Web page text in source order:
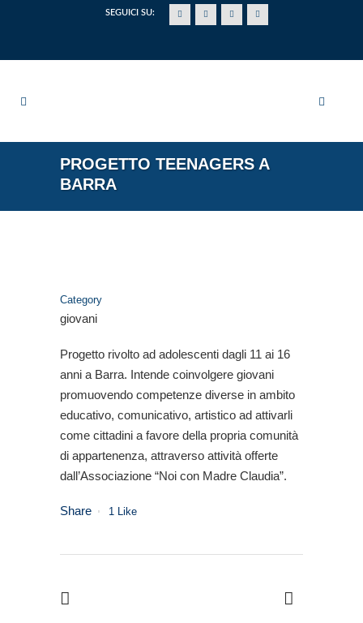
SEGUICI SU:
PROGETTO TEENAGERS A
BARRA
Category
giovani
Progetto rivolto ad adolescenti dagli 11 ai 16
anni a Barra. Intende coinvolgere giovani
promuovendo competenze diverse in ambito
educativo, comunicativo, artistico ad attivarli
come cittadini a favore della propria comunità
di appartenenza, attraverso attività offerte
dall’Associazione “Noi con Madre Claudia”.
Share 1 Like